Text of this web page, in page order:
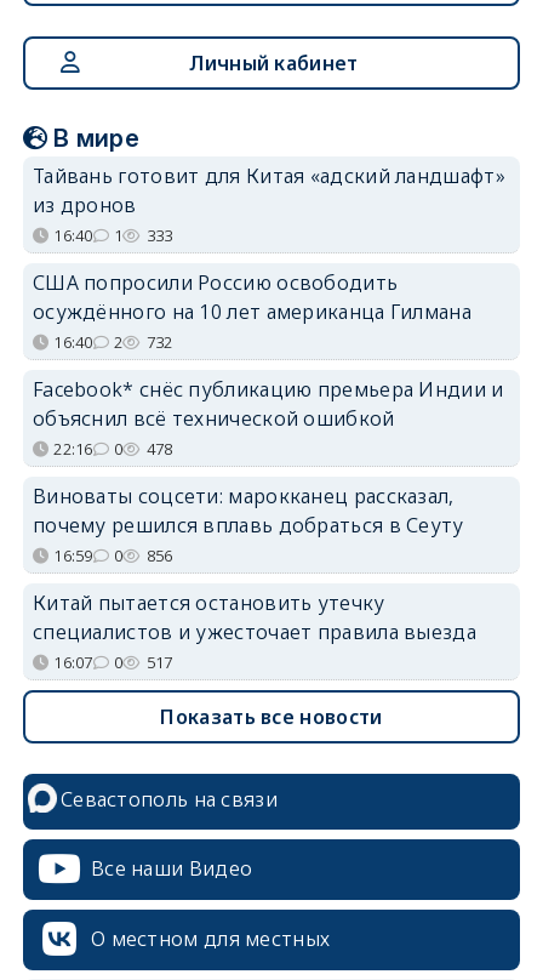
Личный кабинет
В мире
Тайвань готовит для Китая «адский ландшафт»
из дронов
16:40 1 333
США попросили Россию освободить
осуждённого на 10 лет американца Гилмана
16:40 2 732
Facebook* снёс публикацию премьера Индии и
объяснил всё технической ошибкой
22:16 0 478
Виноваты соцсети: марокканец рассказал,
почему решился вплавь добраться в Сеуту
16:59 0 856
Китай пытается остановить утечку
специалистов и ужесточает правила выезда
16:07 0 517
Показать все новости
Севастополь на связи
Все наши Видео
О местном для местных